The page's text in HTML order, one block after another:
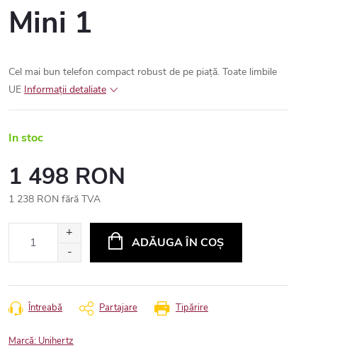
Mini 1
Cel mai bun telefon compact robust de pe piață. Toate limbile
UE Informaţii detaliate
In stoc
1 498 RON
1 238 RON fără TVA
ADĂUGA ÎN COŞ
Tipărire
Întreabă Partajare
Marcă: Unihertz